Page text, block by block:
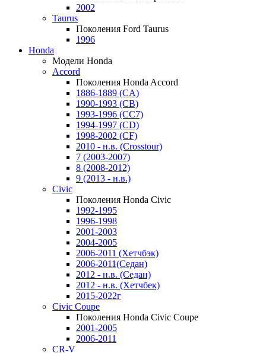
2002
Taurus
Поколения Ford Taurus
1996
Honda
Модели Honda
Accord
Поколения Honda Accord
1886-1889 (CA)
1990-1993 (CB)
1993-1996 (CC7)
1994-1997 (CD)
1998-2002 (CF)
2010 - н.в. (Crosstour)
7 (2003-2007)
8 (2008-2012)
9 (2013 - н.в.)
Civic
Поколения Honda Civic
1992-1995
1996-1998
2001-2003
2004-2005
2006-2011 (Хетчбэк)
2006-2011(Седан)
2012 - н.в. (Седан)
2012 - н.в. (Хетчбек)
2015-2022г
Civic Coupe
Поколения Honda Civic Coupe
2001-2005
2006-2011
CR-V